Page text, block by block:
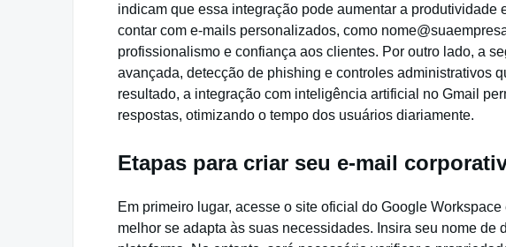
indicam que essa integração pode aumentar a produtividade
contar com e-mails personalizados, como
profissionalismo e confiança aos clientes. Por outro lado, a
avançada, detecção de phishing e controles administrativos
resultado, a integração com inteligência artificial no Gmail
respostas, otimizando o tempo dos usuários diariamente.
Etapas para criar seu e-mail
Em primeiro lugar, acesse o site oficial do Google
melhor se adapta às suas necessidades. Insira seu nome de